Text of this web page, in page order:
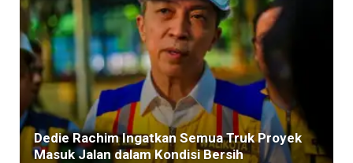
Dedie Rachim Ingatkan Semua Truk Proyek
Masuk Jalan dalam Kondisi Bersih